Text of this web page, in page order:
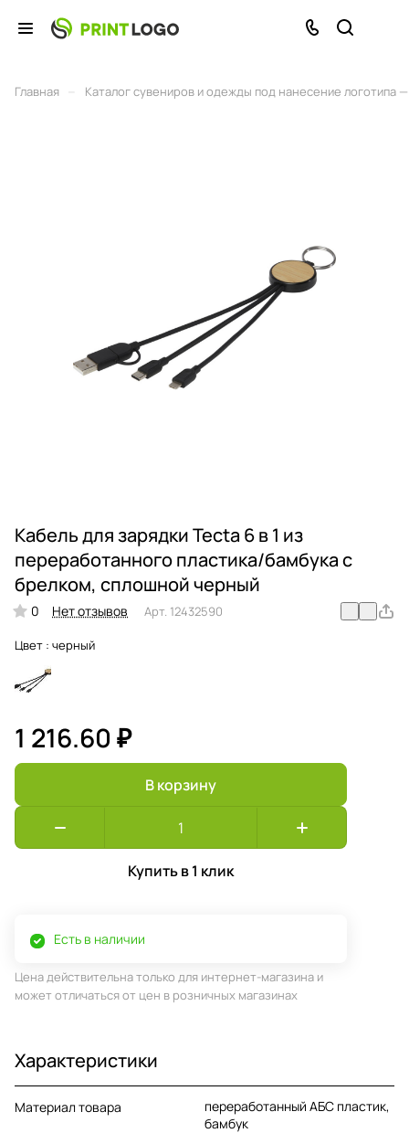
Главная Каталог сувениров и одежды под нанесение логотипа
Кабель для зарядки Tecta 6 в 1 из
переработанного пластика/бамбука с
брелком, сплошной черный
0 Нет отзывов Арт. 12432590
Цвет : черный
1 216.60 ₽
В корзину
Купить в 1 клик
Есть в наличии
Цена действительна только для интернет-магазина и
может отличаться от цен в розничных магазинах
Характеристики
Материал товара
переработанный АБС пластик,
бамбук